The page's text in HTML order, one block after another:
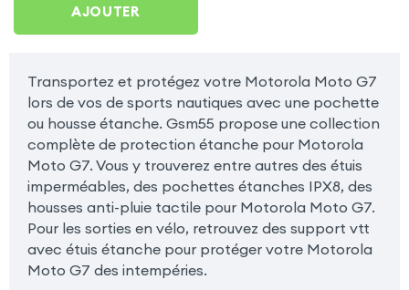
AJOUTER
Transportez et protégez votre Motorola Moto G7
lors de vos de sports nautiques avec une pochette
ou housse étanche. Gsm55 propose une collection
complète de protection étanche pour Motorola
Moto G7. Vous y trouverez entre autres des étuis
imperméables, des pochettes étanches IPX8, des
housses anti-pluie tactile pour Motorola Moto G7.
Pour les sorties en vélo, retrouvez des support vtt
avec étuis étanche pour protéger votre Motorola
Moto G7 des intempéries.